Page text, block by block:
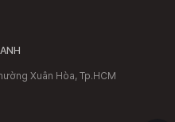
Xuân Hòa, Tp.HCM